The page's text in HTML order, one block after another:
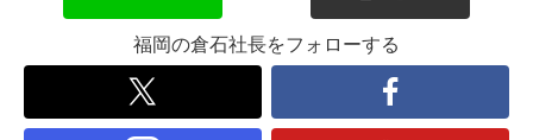
福岡の倉石社長をフォローする